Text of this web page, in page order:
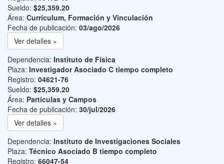
Sueldo: $25,359.20
Área: Currículum, Formación y Vinculación
Fecha de publicación: 03/ago/2026
Ver detalles »
Dependencia: Instituto de Física
Plaza: Investigador Asociado C tiempo completo
Registro: 04621-76
Sueldo: $25,359.20
Área: Partículas y Campos
Fecha de publicación: 30/jul/2026
Ver detalles »
Dependencia: Instituto de Investigaciones Sociales
Plaza: Técnico Asociado B tiempo completo
Registro: 66047-54